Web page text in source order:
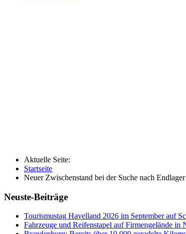
Aktuelle Seite:
Startseite
Neuer Zwischenstand bei der Suche nach
Neuste-Beiträge
Tourismustag Havelland 2026 im September auf
Fahrzeuge und Reifenstapel auf Firmengelände in